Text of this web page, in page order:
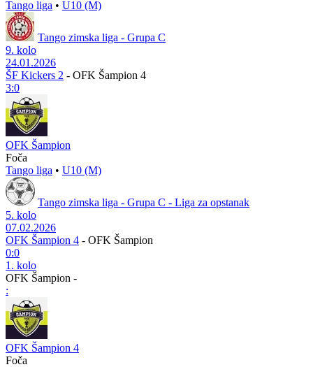
Tango liga • U10 (M)
Tango zimska liga - Grupa C
9. kolo
24.01.2026
ŠF Kickers 2 - OFK Šampion 4
3:0
OFK Šampion
Foča
Tango liga • U10 (M)
Tango zimska liga - Grupa C - Liga za opstanak
5. kolo
07.02.2026
OFK Šampion 4 - OFK Šampion
0:0
1. kolo
OFK Šampion -
:
OFK Šampion 4
Foča